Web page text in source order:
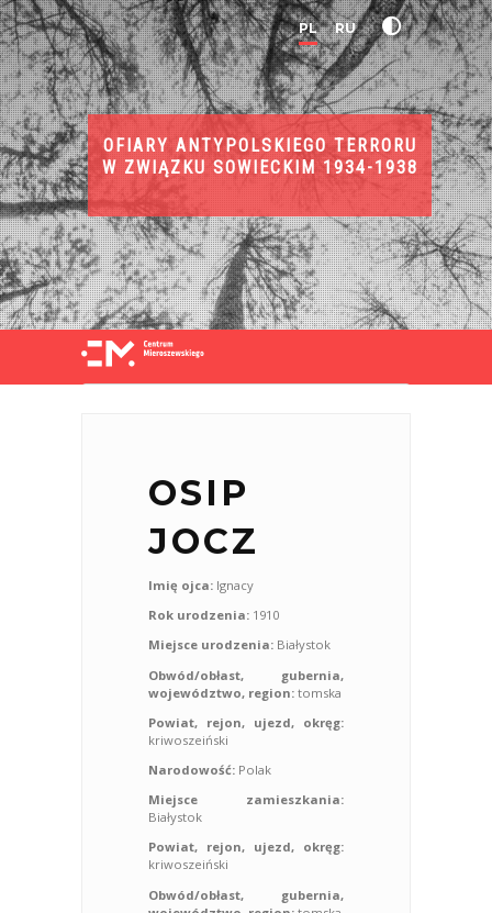
PL RU
OFIARY ANTYPOLSKIEGO TERRORU
W ZWIĄZKU SOWIECKIM 1934-1938
OSIP
JOCZ
Imię ojca: Ignacy
Rok urodzenia: 1910
Miejsce urodzenia: Białystok
Obwód/obłast, gubernia,
województwo, region: tomska
Powiat, rejon, ujezd, okręg:
kriwoszeiński
Narodowość: Polak
Miejsce zamieszkania:
Białystok
Powiat, rejon, ujezd, okręg:
kriwoszeiński
Obwód/obłast, gubernia,